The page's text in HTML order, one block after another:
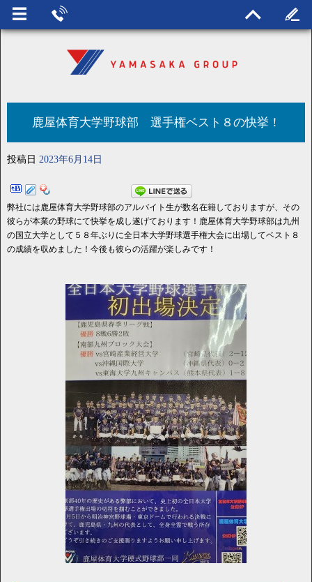
鹿屋体育大学野球部 選手権ベスト８の快挙！
投稿日 2023年6月14日
弊社には鹿屋体育大学野球部のアルバイト生が数名在籍しておりますが、その
彼らが本業の野球にて快挙を成し遂げております！鹿屋体育大学野球部は九州
の国立大学として５８年ぶりに全日本大学野球選手権大会に出場してベスト８
の成績を収めました！今後も彼らの活躍が楽しみです！